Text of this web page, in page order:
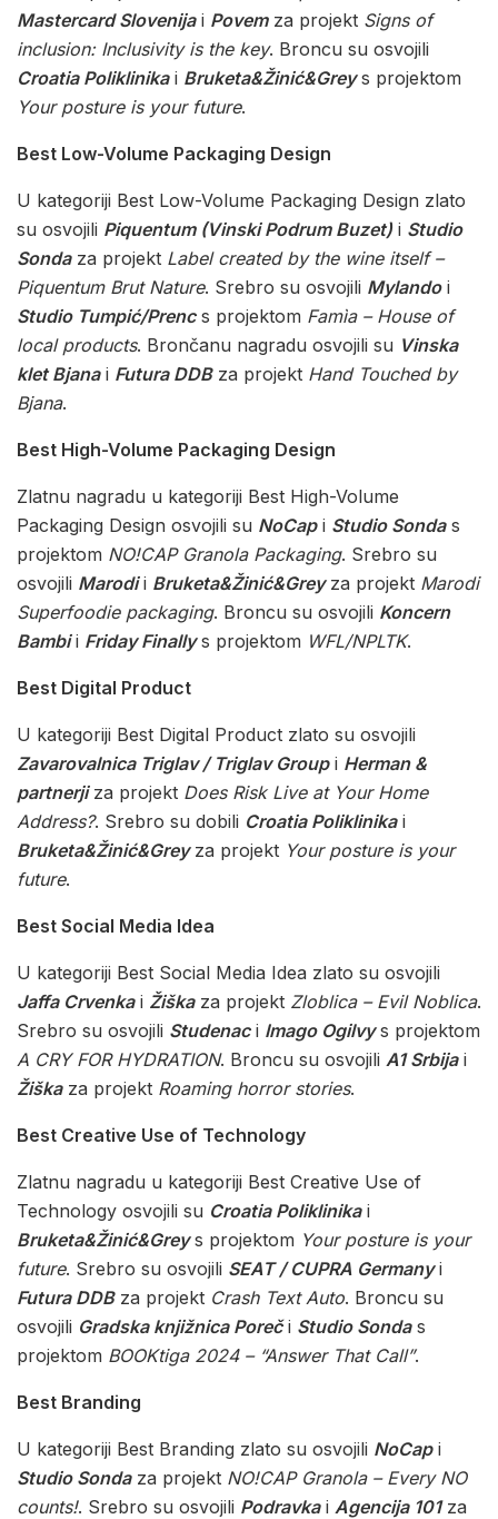
Mastercard Slovenijai Povemza projekt Signs of
inclusion: Inclusivity is the key. Broncu su osvojili
Croatia Poliklinikai Bruketa&Žinić&Greys projektom
Your posture is your future.
Best Low-Volume Packaging Design
U kategoriji Best Low-Volume Packaging Design zlato
su osvojili Piquentum (Vinski Podrum Buzet) i Studio
Sondaza projekt Label created by the wine itself –
Piquentum Brut Nature. Srebro su osvojili Mylandoi
Studio Tumpić/Prencs projektom Famìa – House of
local products. Brončanu nagradu osvojili su Vinska
klet Bjanai Futura DDBza projekt Hand Touched by
Bjana.
Best High-Volume Packaging Design
Zlatnu nagradu u kategoriji Best High-Volume
Packaging Design osvojili su NoCapi Studio Sondas
projektom NO!CAP Granola Packaging. Srebro su
osvojili Marodii Bruketa&Žinić&Greyza projekt Marodi
Superfoodie packaging. Broncu su osvojili Koncern
Bambii Friday Finallys projektom WFL/NPLTK.
Best Digital Product
U kategoriji Best Digital Product zlato su osvojili
Zavarovalnica Triglav / Triglav Groupi Herman &
partnerjiza projekt Does Risk Live at Your Home
Address?. Srebro su dobili Croatia Poliklinikai
Bruketa&Žinić&Greyza projekt Your posture is your
future.
Best Social Media Idea
U kategoriji Best Social Media Idea zlato su osvojili
Jaffa Crvenkai Žiškaza projekt Zloblica – Evil Noblica.
Srebro su osvojili Studenaci Imago Ogilvys projektom
A CRY FOR HYDRATION. Broncu su osvojili A1 Srbijai
Žiškaza projekt Roaming horror stories.
Best Creative Use of Technology
Zlatnu nagradu u kategoriji Best Creative Use of
Technology osvojili su Croatia Poliklinikai
Bruketa&Žinić&Greys projektom Your posture is your
future. Srebro su osvojili SEAT / CUPRA Germanyi
Futura DDBza projekt Crash Text Auto. Broncu su
osvojili Gradska knjižnica Poreči Studio Sondas
projektom BOOKtiga 2024 – “Answer That Call”.
Best Branding
U kategoriji Best Branding zlato su osvojili NoCapi
Studio Sondaza projekt NO!CAP Granola – Every NO
counts!. Srebro su osvojili Podravkai Agencija 101za